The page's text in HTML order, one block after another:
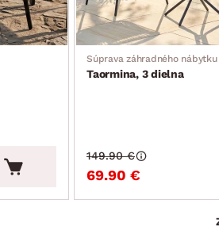
Súprava záhradného nábytku
Taormina, 3 dielna
69.90 €
149.90 €